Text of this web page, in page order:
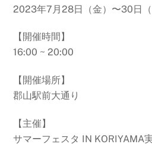
2023年7月28日（金）〜30日（
【開催時間】
16:00 ~ 20:00
【開催場所】
郡山駅前大通り
【主催】
サマーフェスタ IN KORIYAMA